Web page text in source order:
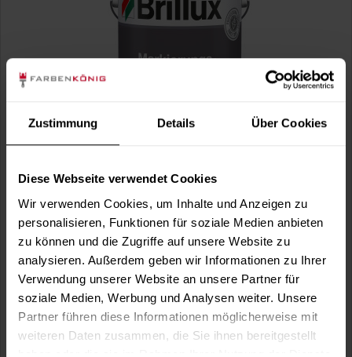
Zustimmung Details Über Cookies
Diese Webseite verwendet Cookies
Wir verwenden Cookies, um Inhalte und Anzeigen zu
personalisieren, Funktionen für soziale Medien anbieten
zu können und die Zugriffe auf unsere Website zu
analysieren. Außerdem geben wir Informationen zu Ihrer
Verwendung unserer Website an unsere Partner für
soziale Medien, Werbung und Analysen weiter. Unsere
Partner führen diese Informationen möglicherweise mit
weiteren Daten zusammen, die Sie ihnen bereitgestellt
Markierungsfarbe 108 (Wunschfarbton)
Verfügbare Varianten
3 Liter 192,99 €
64,33 € / 1 Liter